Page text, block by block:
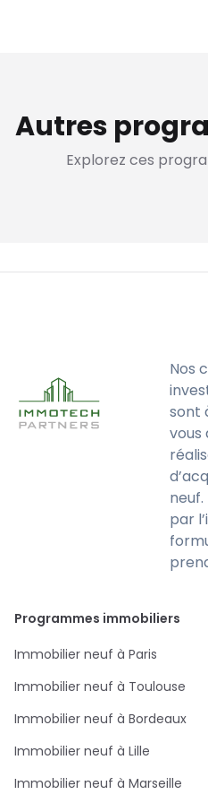
Autres
Explorez ces
Nos
sont
vous
par
Programmes immobiliers
Immobilier neuf à Paris
Immobilier neuf à Toulouse
Immobilier neuf à Bordeaux
Immobilier neuf à Lille
Immobilier neuf à Marseille